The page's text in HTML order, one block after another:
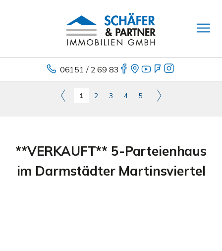
06151 / 2 69 83
1 2 3 4 5
**VERKAUFT** 5-Parteienhaus
im Darmstädter Martinsviertel